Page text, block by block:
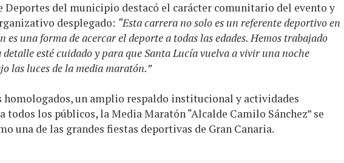
Deportes del municipio destacó el carácter comunitario del evento y
desplegado: “Esta carrera no solo es un referente deportivo en
es una forma de acercar el deporte a todas las edades. Hemos trabajado
detalle esté cuidado y para que Santa Lucía vuelva a vivir una noche
las luces de la media maratón.”
homologados, un amplio respaldo institucional y actividades
todos los públicos, la Media Maratón “Alcalde Camilo Sánchez” se
una de las grandes fiestas deportivas de Gran Canaria.